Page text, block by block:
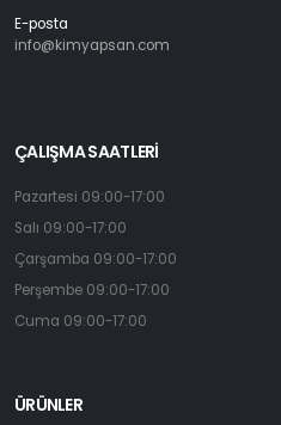
E-posta
info@kimyapsan.com
ÇALIŞMA SAATLERİ
Pazartesi 09:00-17:00
Salı 09:00-17:00
Çarşamba 09:00-17:00
Perşembe 09:00-17:00
Cuma 09:00-17:00
ÜRÜNLER